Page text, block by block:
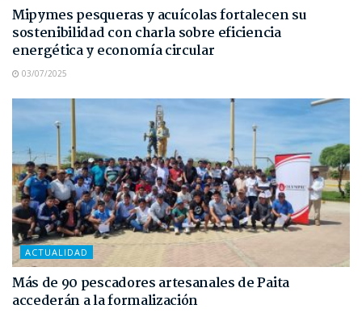
Mipymes pesqueras y acuícolas fortalecen su
sostenibilidad con charla sobre eficiencia
energética y economía circular
03/07/2025
ACTUALIDAD
Más de 90 pescadores artesanales de Paita
accederán a la formalización